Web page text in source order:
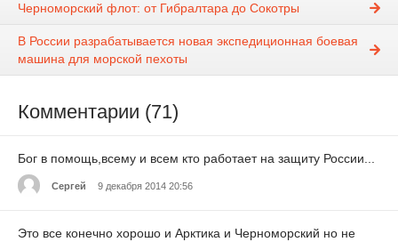
Черноморский флот: от Гибралтара до Сокотры
В России разрабатывается новая экспедиционная боевая
машина для морской пехоты
Комментарии (71)
Бог в помощь,всему и всем кто работает на защиту России...
Cергей 9 декабря 2014 20:56
Это все конечно хорошо и Арктика и Черноморский но не